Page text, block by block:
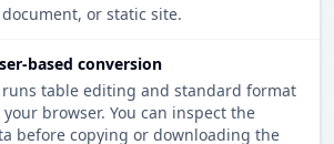
or static site.
based conversion
runs table editing and standard format
browser. You can inspect the
before copying or downloading the